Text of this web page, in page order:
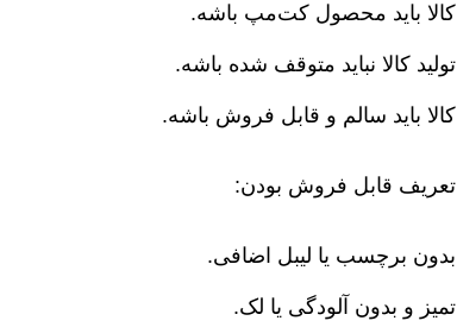
کالا باید محصول کت‌مپ باشه.
تولید کالا نباید متوقف شده باشه.
کالا باید سالم و قابل فروش باشه.
تعریف قابل فروش بودن:
بدون برچسب یا لیبل اضافی.
تمیز و بدون آلودگی یا لک.